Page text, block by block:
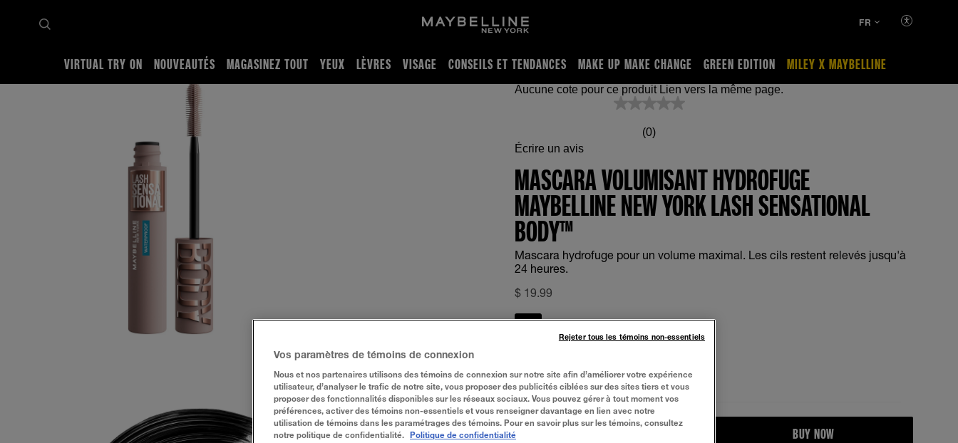
VIRTUAL TRY ON NOUVEAUTÉS MAGASINEZ TOUT YEUX LÈVRES VISAGE CONSEILS ET TENDANCES MAKE UP MAKE CHANGE GREEN EDITION MILEY X MAYBELLINE
FR
Accueil Magasinez tout Yeux Mascara Maybelline Lash Sensational Body - Mascara Hydrofuge Anti-Bavures
Aucune cote pour ce produit Lien vers la même page.
(0)
Écrire un avis
MASCARA VOLUMISANT HYDROFUGE
MAYBELLINE NEW YORK LASH SENSATIONAL
BODY™
Mascara hydrofuge pour un volume maximal. Les cils restent relevés jusqu'à
24 heures.
$ 19.99
Very Black
ESSAYER BUY NOW
Vos paramètres de témoins de connexion
Nous et nos partenaires utilisons des témoins de connexion sur notre site afin d’améliorer votre expérience
utilisateur, d’analyser le trafic de notre site, vous proposer des publicités ciblées sur des sites tiers et vous
proposer des fonctionnalités disponibles sur les réseaux sociaux. Vous pouvez gérer à tout moment vos
préférences, activer des témoins non-essentiels et vous renseigner davantage en lien avec notre
utilisation de témoins dans les paramétrages des témoins. Pour en savoir plus sur les témoins, consultez
notre politique de confidentialité.
Politique de confidentialité
Rejeter tous les témoins non-essentiels